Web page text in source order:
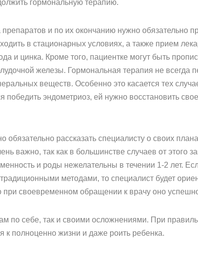
гормональную терапию.
и по их окончанию нужно обязательно
в стационарных условиях, а также прием
и цинка. Кроме того, пациентке могут быть
железы. Гормональная терапия не всегда
веществ. Особенно это касается тех
победить эндометриоз, ей нужно восстановить
рассказать специалисту о своих
важно, так как в большинстве случаев от этого
и роды нежелательны в течении 1-2 лет.
методами, то специалист будет
при своевременном обращении к врачу оно
по себе, так и своими осложнениями. При
к полноценно жизни и даже роить ребенка.